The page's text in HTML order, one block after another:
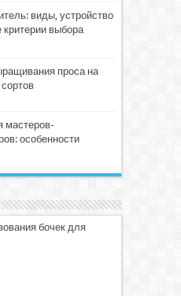
виды, устройство
критерии выбора
проса на
мастеров-
особенности
бочек для